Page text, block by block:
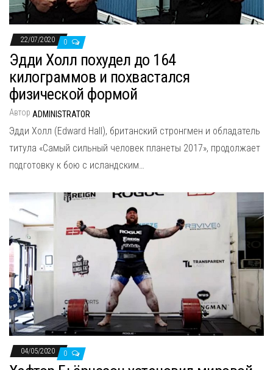
22/07/2020 0
Эдди Холл похудел до 164
килограммов и похвастался
физической формой
Автор ADMINISTRATOR
Эдди Холл (Edward Hall), британский стронгмен и обладатель
титула «Самый сильный человек планеты 2017», продолжает
подготовку к бою с исландским…
04/05/2020 0